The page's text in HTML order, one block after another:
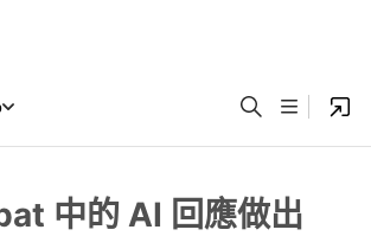
中的 AI 回應做出